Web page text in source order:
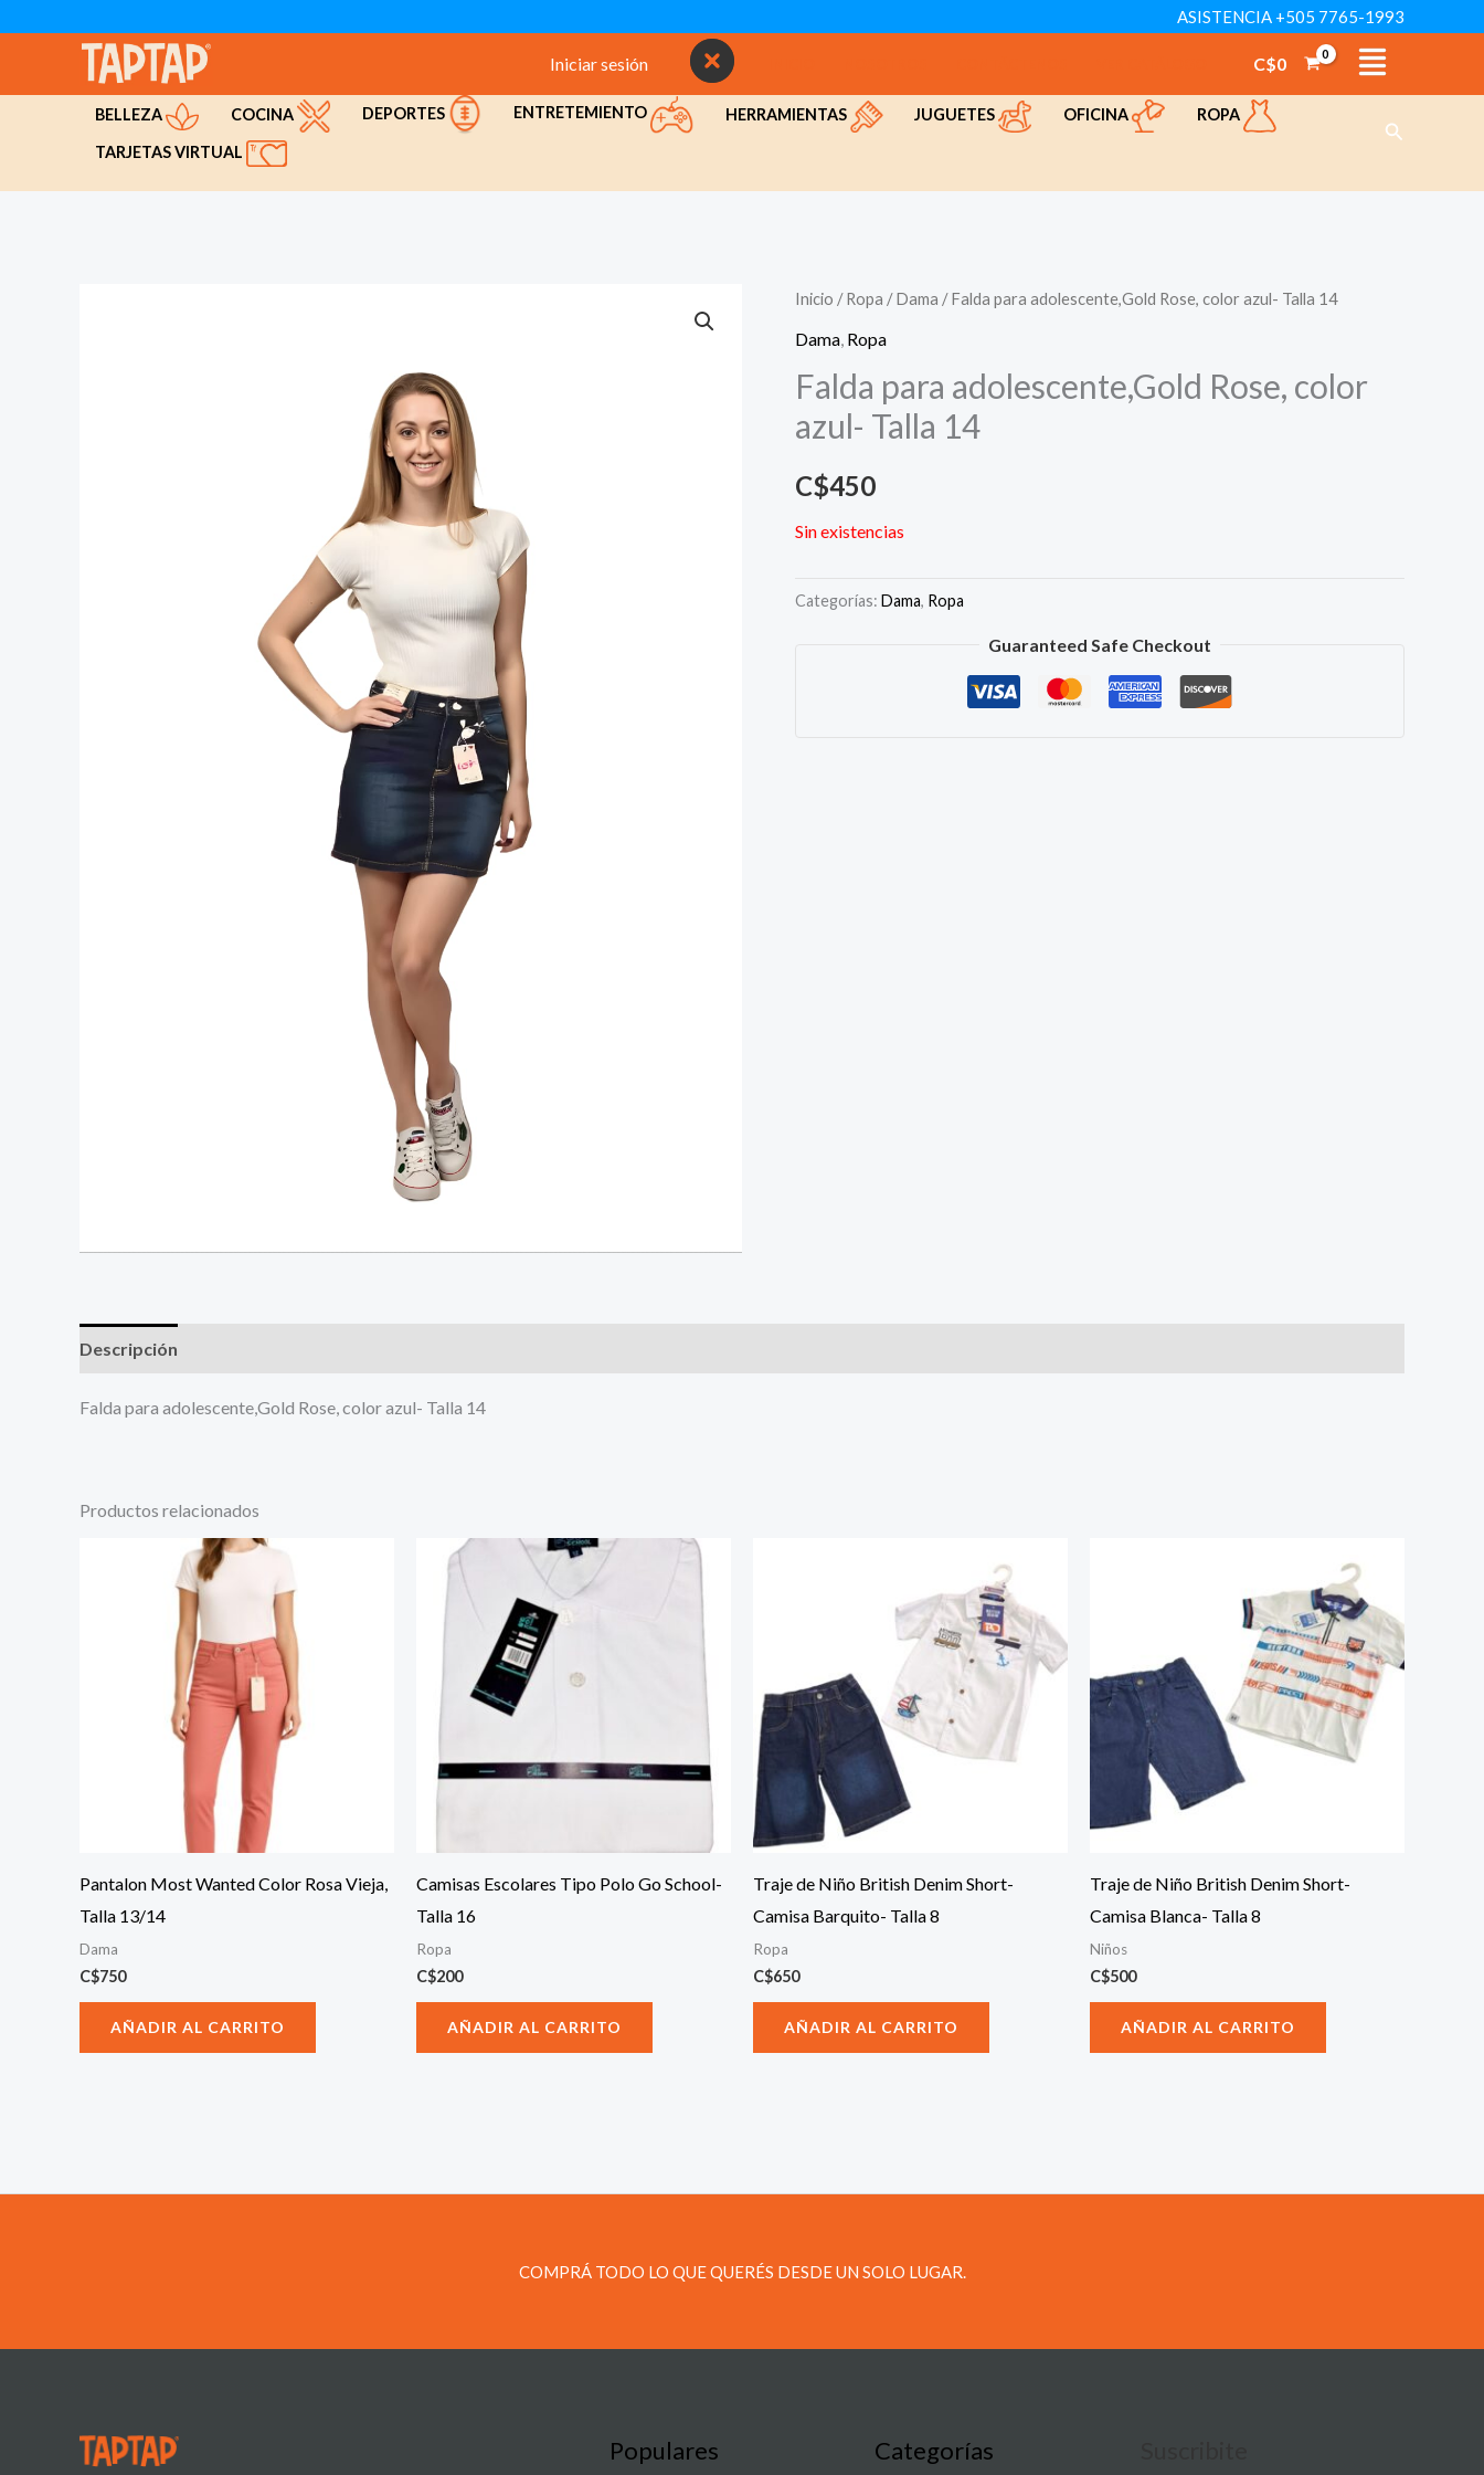
ASISTENCIA +505 7765-1993
Iniciar sesión C$0
BELLEZA COCINA DEPORTES ENTRETEMIENTO HERRAMIENTAS JUGUETES OFICINA ROPA
TARJETAS VIRTUAL
Buscar
Inicio /Ropa /Dama / Falda para adolescente,Gold Rose, color azul- Talla 14
Dama Ropa
Falda para adolescente,Gold Rose, color
azul- Talla 14
C$450
Sin existencias
Categorías: Dama, Ropa
Guaranteed Safe Checkout
Descripción
Falda para adolescente,Gold Rose, color azul- Talla 14
Productos relacionados
Pantalon Most Wanted Color Rosa Vieja,
Talla 13/14
Dama
C$750
AÑADIR AL CARRITO
Camisas Escolares Tipo Polo Go School-
Talla 16
Ropa
C$200
AÑADIR AL CARRITO
Traje de Niño British Denim Short-
Camisa Barquito- Talla 8
Ropa
C$650
AÑADIR AL CARRITO
Traje de Niño British Denim Short-
Camisa Blanca- Talla 8
Niños
C$500
AÑADIR AL CARRITO
COMPRÁ TODO LO QUE QUERÉS DESDE UN SOLO LUGAR.
Populares Categorías